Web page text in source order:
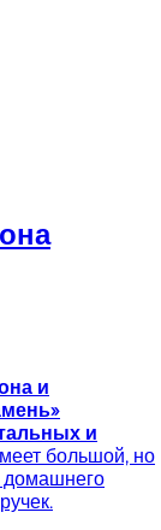
и
и
большой, но
домашнего